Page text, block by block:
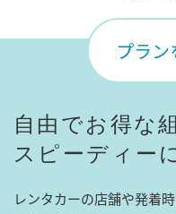
プラ
自由でお得な
スピーディー
レンタカーの店舗や発着